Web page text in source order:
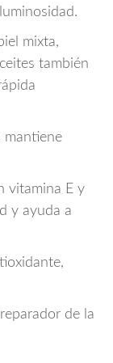
mixta,
también
mantiene
vitamina E y
y ayuda a
de la